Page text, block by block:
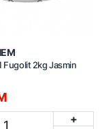
Fugolit 2kg Jasmin
1
+